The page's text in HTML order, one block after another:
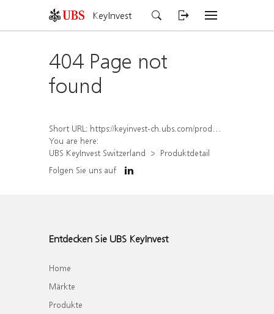
KeyInvest
404 Page not
found
Short URL: https://keyinvest-ch.ubs.com/produkt/detail/index/isin/CH1574369042
You are here:
UBS KeyInvest Switzerland
Produktdetail
Folgen Sie uns auf
Entdecken Sie UBS KeyInvest
Home
Märkte
Produkte